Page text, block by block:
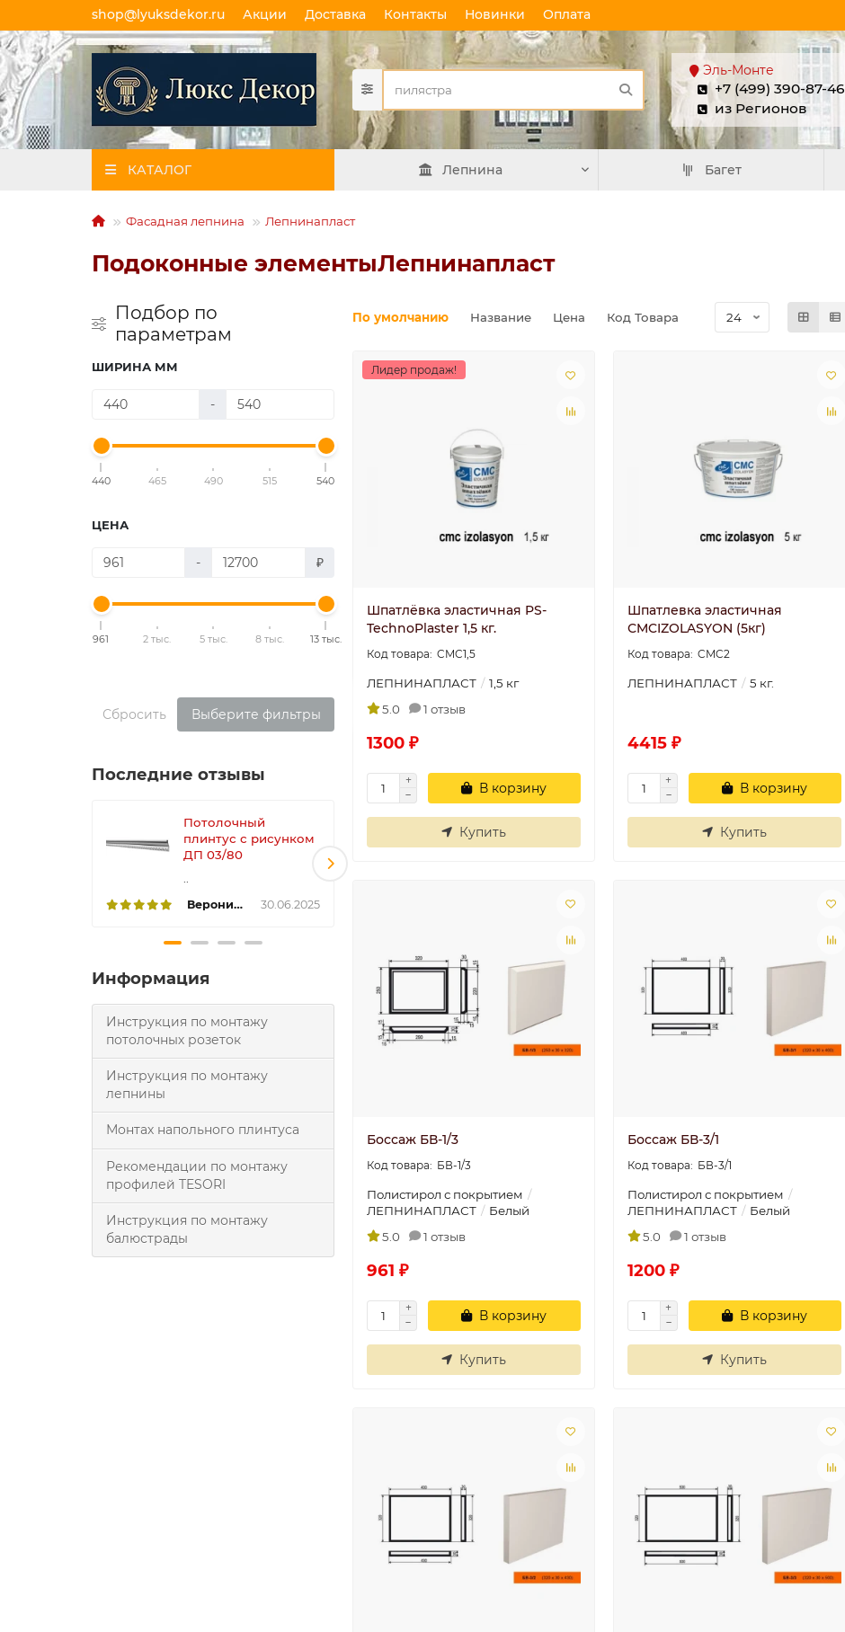
shop@lyuksdekor.ru Акции Доставка Контакты Новинки Оплата
Эль-Монте
+7 (499) 390-87-46
из Регионов
КАТАЛОГ Лепнина Багет
Фасадная лепнина Лепнинапласт
Подоконные элементыЛепнинапласт
Подбор по
параметрам
ШИРИНА ММ
-
440 465 490 515 540
ЦЕНА
- ₽
961 2 тыс. 5 тыс. 8 тыс. 13 тыс.
Сбросить Выберите фильтры
Последние отзывы
Потолочный
плинтус с рисунком
ДП 03/80
Вероника 30.06.2025
потолочный П 20
30.06.2025
потолочный П 20
Информация
Инструкция по монтажу
потолочных розеток
Инструкция по монтажу
лепнины
Монтах напольного плинтуса
Рекомендации по монтажу
профилей TESORI
Инструкция по монтажу
балюстрады
По умолчанию Название Цена Код Товара
Лидер продаж!
Шпатлёвка эластичная PS-
TechnoPlaster 1,5 кг.
CMC1,5
ЛЕПНИНАПЛАСТ
1,5 кг
5.0
1 отзыв
1300 ₽
В корзину
Купить
Шпатлевка эластичная
СMCIZOLASYON (5кг)
CMC2
ЛЕПНИНАПЛАСТ 5 кг.
4415 ₽
В корзину
Купить
Боссаж БВ-1/3
БВ-1/3
Полистирол с покрытием
ЛЕПНИНАПЛАСТ
Белый
5.0
1 отзыв
961 ₽
В корзину
Купить
Боссаж БВ-3/1
БВ-3/1
Полистирол с покрытием
ЛЕПНИНАПЛАСТ
Белый
5.0
1 отзыв
1200 ₽
В корзину
Купить